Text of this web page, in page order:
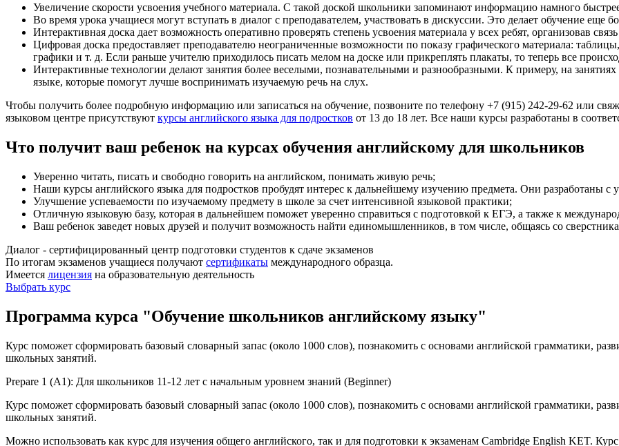
Увеличение скорости усвоения учебного материала. С такой доской школьники запоминают информацию намного
Во время урока учащиеся могут вступать в диалог с преподавателем, участвовать в дискуссии. Это делает обучение
Интерактивная доска дает возможность оперативно проверять степень усвоения материала у всех ребят, организовав
Цифровая доска предоставляет преподавателю неограниченные возможности по показу графического материала:
графики и т. д. Если раньше учителю приходилось писать мелом на доске или прикреплять плакаты, то теперь все
Интерактивные технологии делают занятия более веселыми, познавательными и разнообразными. К примеру, на
языке, которые помогут лучше воспринимать изучаемую речь на слух.
Чтобы получить более подробную информацию или записаться на обучение, позвоните по телефону +7 (915) 242-29-62 или
языковом центре присутствуют курсы английского языка для подростков от 13 до 18 лет. Все наши курсы разработаны в
Что получит ваш ребенок на курсах обучения английскому для школьников
Уверенно читать, писать и свободно говорить на английском, понимать живую речь;
Наши курсы английского языка для подростков пробудят интерес к дальнейшему изучению предмета. Они разработаны с
Улучшение успеваемости по изучаемому предмету в школе за счет интенсивной языковой практики;
Отличную языковую базу, которая в дальнейшем поможет уверенно справиться с подготовкой к ЕГЭ, а также к
Ваш ребенок заведет новых друзей и получит возможность найти единомышленников, в том числе, общаясь со
Диалог - сертифицирован­ный центр подготовки студентов к сдаче экзаменов
По итогам экзаменов учащиеся получают сертификаты международного образца.
Имеется лицензия на образовательную деятельность
Выбрать курс
Программа курса "Обучение школьников английскому языку"
Курс поможет сформировать базовый словарный запас (около 1000 слов), познакомить с основами английской грамматики,
школьных занятий.
Prepare 1 (A1): Для школьников 11-12 лет с начальным уровнем знаний (Beginner)
Курс поможет сформировать базовый словарный запас (около 1000 слов), познакомить с основами английской грамматики,
школьных занятий.
Можно использовать как курс для изучения общего английского, так и для подготовки к экзаменам Cambridge English KET.